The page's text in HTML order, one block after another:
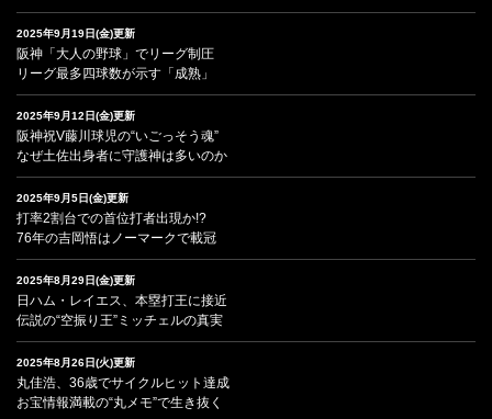
2025年9月19日(金)更新
阪神「大人の野球」でリーグ制圧
リーグ最多四球数が示す「成熟」
2025年9月12日(金)更新
阪神祝V藤川球児の“いごっそう魂”
なぜ土佐出身者に守護神は多いのか
2025年9月5日(金)更新
打率2割台での首位打者出現か!?
76年の吉岡悟はノーマークで載冠
2025年8月29日(金)更新
日ハム・レイエス、本塁打王に接近
伝説の“空振り王”ミッチェルの真実
2025年8月26日(火)更新
丸佳浩、36歳でサイクルヒット達成
お宝情報満載の“丸メモ”で生き抜く